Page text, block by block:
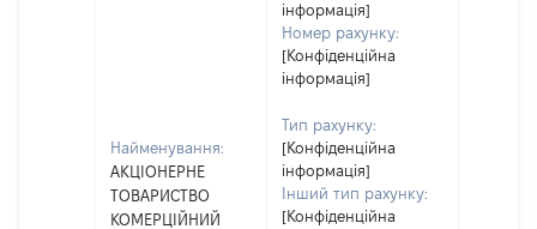
Найменування:
АКЦІОНЕРНЕ
ТОВАРИСТВО
КОМЕРЦІЙНИЙ
інформація]
Номер рахунку:
[Конфіденційна
інформація]
Тип рахунку:
[Конфіденційна
інформація]
Інший тип рахунку:
[Конфіденційна